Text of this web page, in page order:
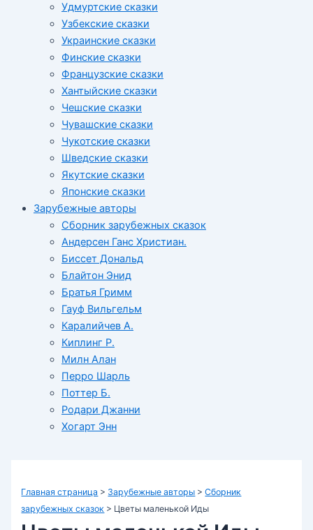
Удмуртские сказки
Узбекские сказки
Украинские сказки
Финские сказки
Французские сказки
Хантыйские сказки
Чешские сказки
Чувашские сказки
Чукотские сказки
Шведские сказки
Якутские сказки
Японские сказки
Зарубежные авторы
Сборник зарубежных сказок
Андерсен Ганс Христиан.
Биссет Дональд
Блайтон Энид
Братья Гримм
Гауф Вильгельм
Каралийчев А.
Киплинг Р.
Милн Алан
Перро Шарль
Поттер Б.
Родари Джанни
Хогарт Энн
Главная страница > Зарубежные авторы >Сборник
зарубежных сказок > Цветы маленькой Иды